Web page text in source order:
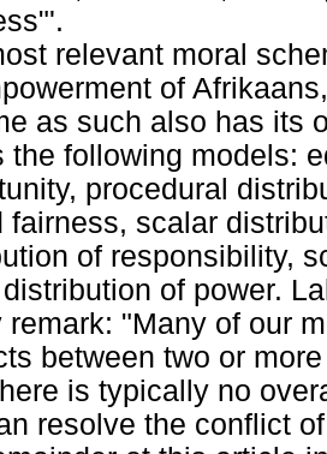
relevant moral
of
as such also has its
the following models:
procedural
fairness, scalar
of responsibility,
of power.
remark: "Many of our
between two or
is typically no
resolve the conflict